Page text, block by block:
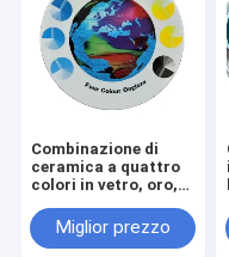
Combinazione di
ceramica a quattro
colori in vetro, oro,
ferroMiglior prezzo